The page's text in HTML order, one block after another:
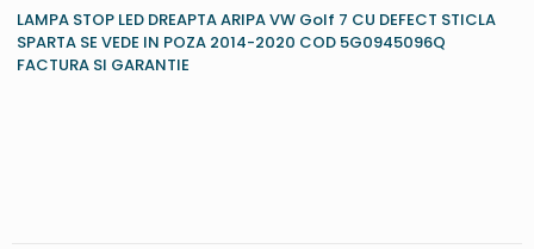
LAMPA STOP LED DREAPTA ARIPA VW Golf 7 CU DEFECT STICLA
SPARTA SE VEDE IN POZA 2014-2020 COD 5G0945096Q
FACTURA SI GARANTIE